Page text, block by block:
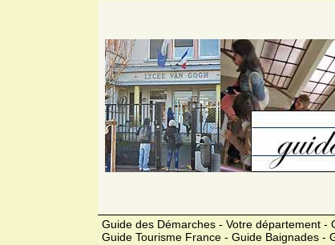
Guide des Démarches - Votre département -
Guide Tourisme France - Guide Baignades -